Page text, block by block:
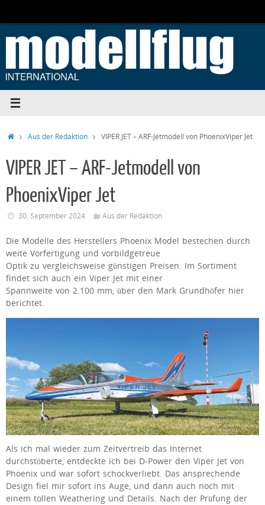
StartAus der Redaktion VIPER JET – ARF-Jetmodell von PhoenixViper Jet
VIPER JET – ARF-Jetmodell von
PhoenixViper Jet
30. September 2024 Aus der Redaktion
Die Modelle des Herstellers Phoenix Model bestechen durch
weite Vorfertigung und vorbildgetreue
Optik zu vergleichsweise günstigen Preisen. Im Sortiment
findet sich auch ein Viper Jet mit einer
Spannweite von 2.100 mm, über den Mark Grundhöfer hier
berichtet.
Als ich mal wieder zum Zeitvertreib das Internet
durchstöberte, entdeckte ich bei D-Power den Viper Jet von
Phoenix und war sofort schockverliebt. Das ansprechende
Design fiel mir sofort ins Auge, und dann auch noch mit
einem tollen Weathering und Details. Nach der Prüfung der